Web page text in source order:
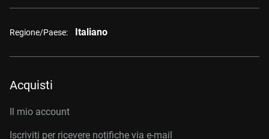
Regione/Paese: Italiano
Acquisti
Il mio account
Iscriviti per ricevere notifiche via e-mail